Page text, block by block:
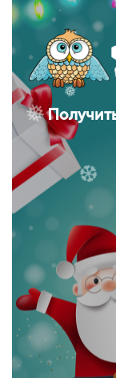
.
❅
❆
❆
❅
.
❆
❅
❅
❆
.